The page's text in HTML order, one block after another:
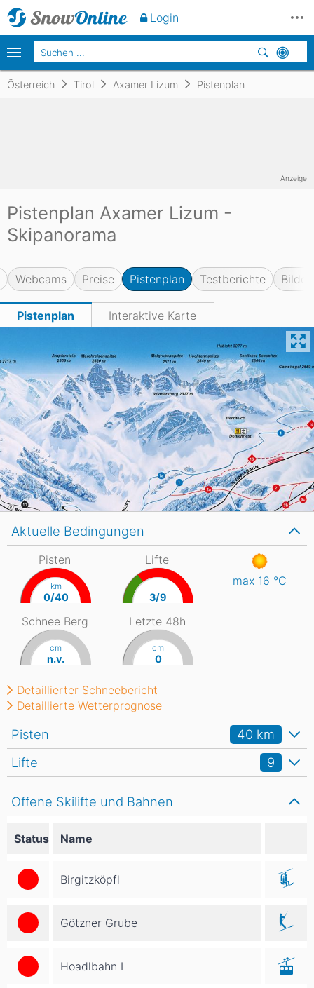
Österreich Tirol Axamer Lizum Pistenplan
Pistenplan Axamer Lizum -
Skipanorama
Webcams Preise Pistenplan Testberichte Bilder
Pistenplan Interaktive Karte
Offene Skilifte und Bahnen
Status Name
Birgitzköpfl
Götzner Grube
Hoadlbahn I
Anzeige
Lifte 9
Pisten 40 km
Aktuelle Bedingungen
Pisten
km
0/40
Lifte
3/9
max 16 °C
Schnee Berg
cm
n.v.
Letzte 48h
cm
0
Detaillierter Schneebericht
Detaillierte Wetterprognose
Login